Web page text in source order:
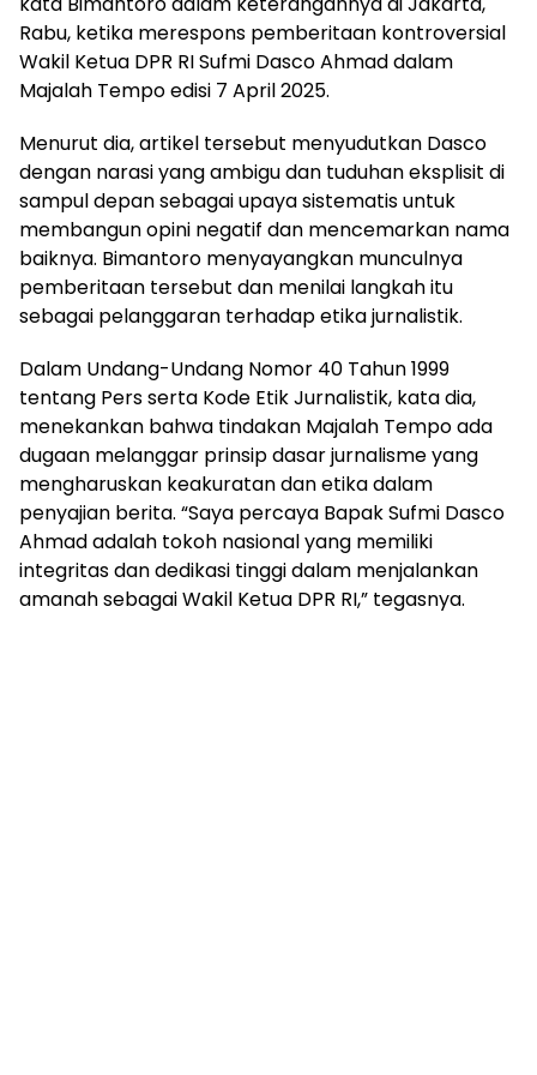
Rabu, ketika merespons pemberitaan kontroversial
Wakil Ketua DPR RI Sufmi Dasco Ahmad dalam
Majalah Tempo edisi 7 April 2025.
Menurut dia, artikel tersebut menyudutkan Dasco
dengan narasi yang ambigu dan tuduhan eksplisit di
sampul depan sebagai upaya sistematis untuk
membangun opini negatif dan mencemarkan nama
baiknya. Bimantoro menyayangkan munculnya
pemberitaan tersebut dan menilai langkah itu
sebagai pelanggaran terhadap etika jurnalistik.
Dalam Undang-Undang Nomor 40 Tahun 1999
tentang Pers serta Kode Etik Jurnalistik, kata dia,
menekankan bahwa tindakan Majalah Tempo ada
dugaan melanggar prinsip dasar jurnalisme yang
mengharuskan keakuratan dan etika dalam
penyajian berita. “Saya percaya Bapak Sufmi Dasco
Ahmad adalah tokoh nasional yang memiliki
integritas dan dedikasi tinggi dalam menjalankan
amanah sebagai Wakil Ketua DPR RI,” tegasnya.